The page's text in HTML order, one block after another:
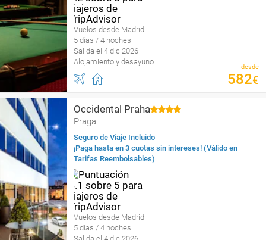
Vuelos desde Madrid
5 días / 4 noches
Salida el 4 dic 2026
Alojamiento y desayuno
desde
582€
Occidental Praha
Praga
Seguro de Viaje Incluido
¡Paga hasta en 3 cuotas sin intereses! (Válido en
Tarifas Reembolsables)
Vuelos desde Madrid
5 días / 4 noches